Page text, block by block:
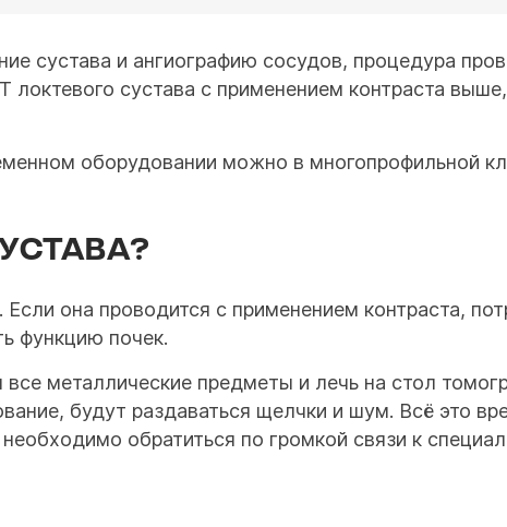
сустава и ангиографию сосудов, процедура
сустава с применением контраста
оборудовании можно в многопрофильной
она проводится с применением контраста,
функцию почек.
металлические предметы и лечь на стол
будут раздаваться щелчки и шум. Всё это
обратиться по громкой связи к